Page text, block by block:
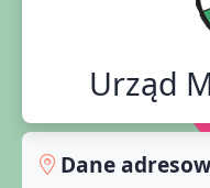
Urząd
Dane